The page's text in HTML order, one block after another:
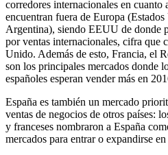
corredores internacionales en cuanto
encuentran fuera de Europa
Argentina), siendo EEUU de donde
por ventas internacionales, cifra que
Unido. Además de esto, Francia, el
son los principales mercados donde
españoles esperan vender más en
España es también un mercado
ventas de negocios de otros países:
y franceses nombraron a España
mercados para entrar o expandirse